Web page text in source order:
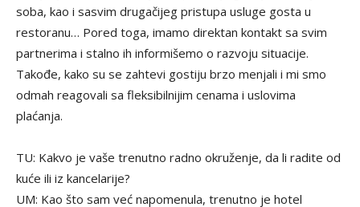
soba, kao i sasvim drugačijeg pristupa usluge gosta u
restoranu… Pored toga, imamo direktan kontakt sa svim
partnerima i stalno ih informišemo o razvoju situacije.
Takođe, kako su se zahtevi gostiju brzo menjali i mi smo
odmah reagovali sa fleksibilnijim cenama i uslovima
plaćanja.
TU: Kakvo je vaše trenutno radno okruženje, da li radite od
kuće ili iz kancelarije?
UM: Kao što sam već napomenula, trenutno je hotel